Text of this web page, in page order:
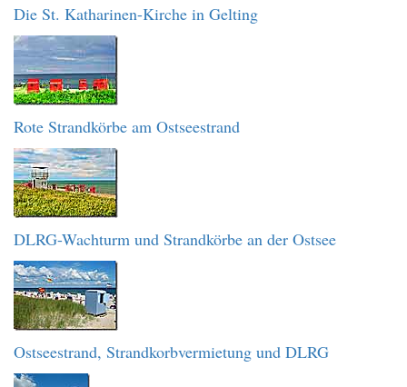
Die St. Katharinen-Kirche in Gelting
Rote Strandkörbe am Ostseestrand
DLRG-Wachturm und Strandkörbe an der Ostsee
Ostseestrand, Strandkorbvermietung und DLRG